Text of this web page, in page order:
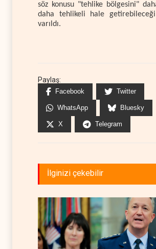
söz konusu "tehlike bölgesini"
daha tehlikeli hale getirebileceği
varıldı.
Paylaş:
Facebook Twitter
WhatsApp Bluesky
X Telegram
İlginizi çekebilir